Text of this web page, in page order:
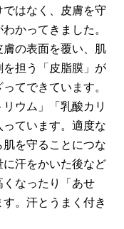
はなく、皮膚を守
かってきました。
の表面を覆い、肌
担う「皮脂膜」が
てできています。
ウム」「乳酸カリ
ています。適度な
を守ることにつな
汗をかいた後など
なったり「あせ
。汗とうまく付き